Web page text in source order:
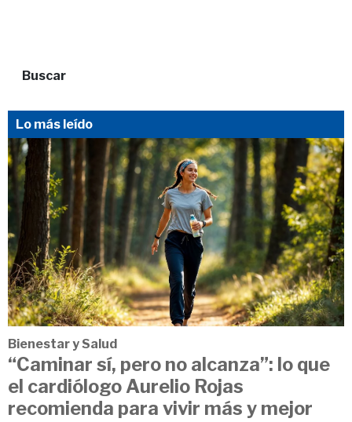
Buscar
Lo más leído
Bienestar y Salud
“Caminar sí, pero no alcanza”: lo que
el cardiólogo Aurelio Rojas
recomienda para vivir más y mejor